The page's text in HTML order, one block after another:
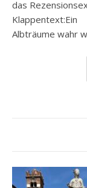
das
Albträume wahr